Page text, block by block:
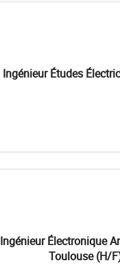
Ingénieur Études
Ingénieur Électronique
Toulouse (H/